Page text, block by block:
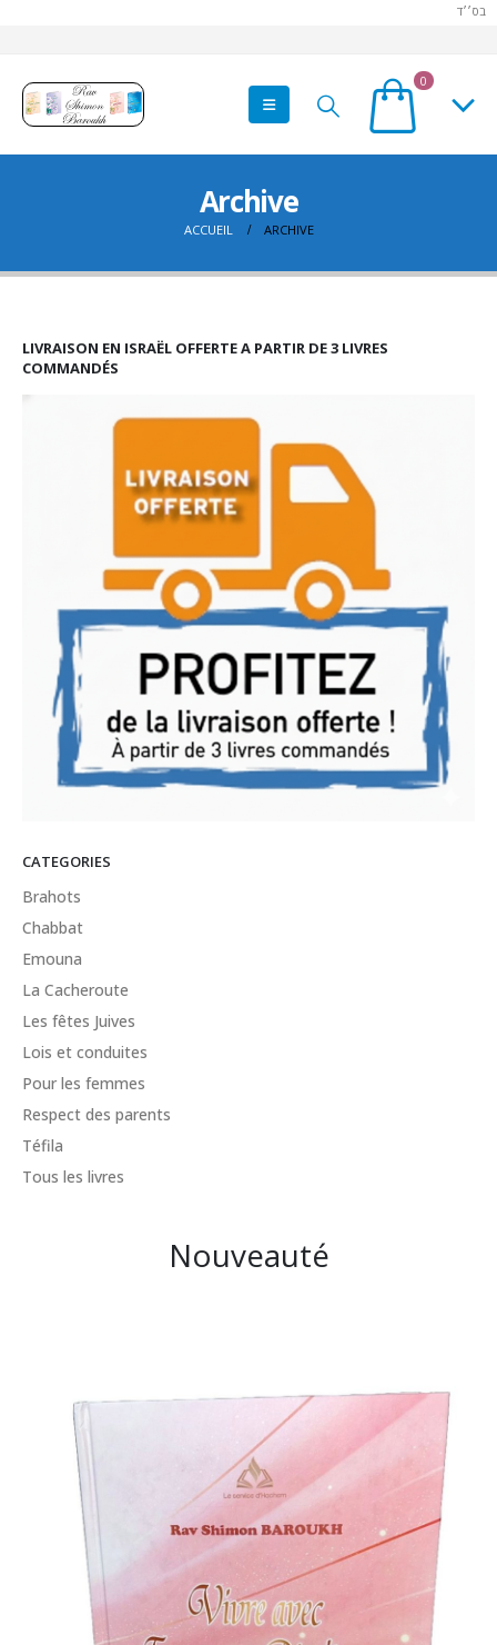
בס׳׳ד
0
Archive
ACCUEIL ARCHIVE
LIVRAISON EN ISRAËL OFFERTE A PARTIR DE 3 LIVRES
COMMANDÉS
CATEGORIES
Brahots
Chabbat
Emouna
La Cacheroute
Les fêtes Juives
Lois et conduites
Pour les femmes
Respect des parents
Téfila
Tous les livres
Nouveauté